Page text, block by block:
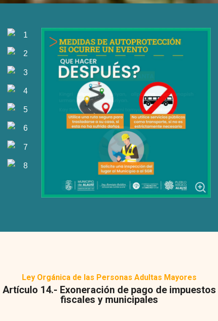
Ley Orgánica de las Personas Adultas Mayores
Artículo 14.- Exoneración de pago de impuestos
fiscales y municipales